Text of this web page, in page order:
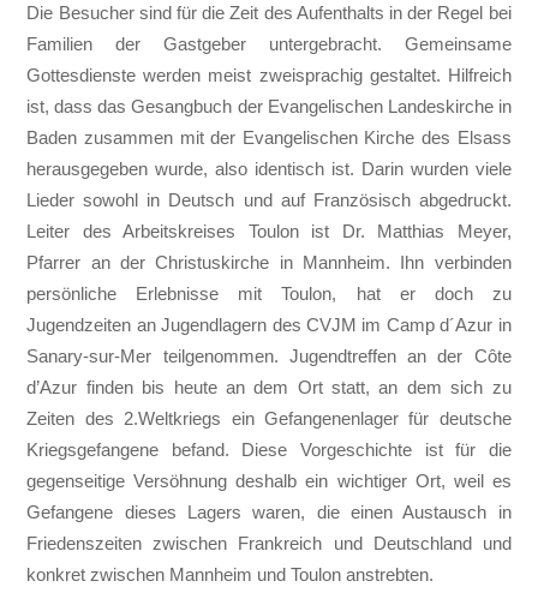
Die Besucher sind für die Zeit des Aufenthalts in der Regel bei
Familien der Gastgeber untergebracht. Gemeinsame
Gottesdienste werden meist zweisprachig gestaltet. Hilfreich
ist, dass das Gesangbuch der Evangelischen Landeskirche in
Baden zusammen mit der Evangelischen Kirche des Elsass
herausgegeben wurde, also identisch ist. Darin wurden viele
Lieder sowohl in Deutsch und auf Französisch abgedruckt.
Leiter des Arbeitskreises Toulon ist Dr. Matthias Meyer,
Pfarrer an der Christuskirche in Mannheim. Ihn verbinden
persönliche Erlebnisse mit Toulon, hat er doch zu
Jugendzeiten an Jugendlagern des CVJM im Camp d´Azur in
Sanary-sur-Mer teilgenommen. Jugendtreffen an der Côte
d’Azur finden bis heute an dem Ort statt, an dem sich zu
Zeiten des 2.Weltkriegs ein Gefangenenlager für deutsche
Kriegsgefangene befand. Diese Vorgeschichte ist für die
gegenseitige Versöhnung deshalb ein wichtiger Ort, weil es
Gefangene dieses Lagers waren, die einen Austausch in
Friedenszeiten zwischen Frankreich und Deutschland und
konkret zwischen Mannheim und Toulon anstrebten.